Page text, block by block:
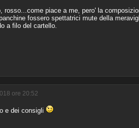
rosso...come piace a me, pero' la
fossero spettatrici mute della
a filo del cartello.
ore 20:52
e dei consigli